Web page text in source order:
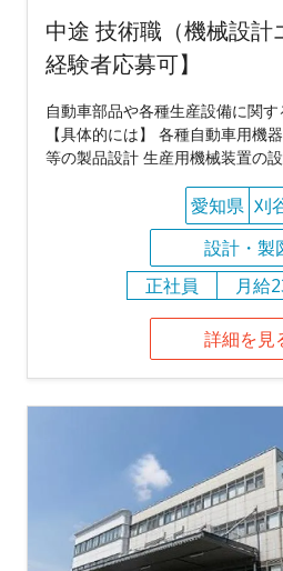
中途 技術職（機械設計
経験者応募可】
自動車部品や各種生産設備に関
【具体的には】 各種自動車用機
等の製品設計 生産用機械装置の
愛知県 刈
設計・製
正社員
月給
詳細を見